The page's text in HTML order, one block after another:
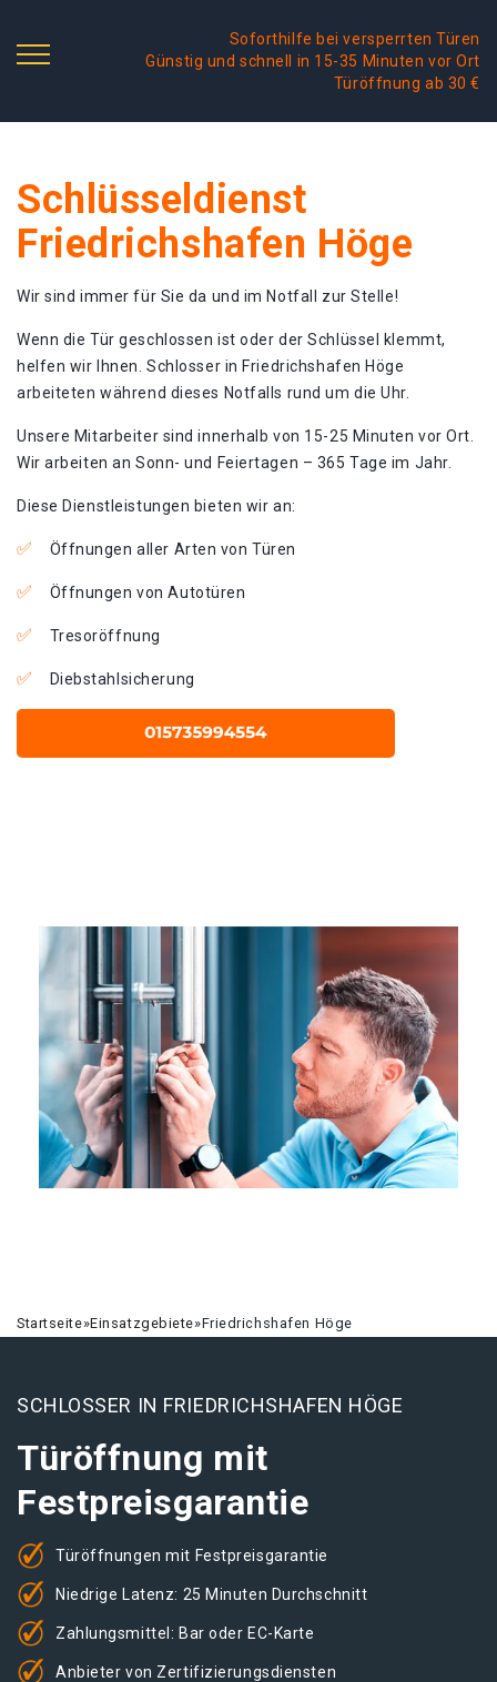
Soforthilfe bei versperrten Türen
Günstig und schnell in 15-35 Minuten vor Ort
Türöffnung ab 30 €
Schlüsseldienst
Friedrichshafen Höge
Wir sind immer für Sie da und im Notfall zur Stelle!
Wenn die Tür geschlossen ist oder der Schlüssel klemmt,
helfen wir Ihnen. Schlosser in Friedrichshafen Höge
arbeiteten während dieses Notfalls rund um die Uhr.
Unsere Mitarbeiter sind innerhalb von 15-25 Minuten vor Ort.
Wir arbeiten an Sonn- und Feiertagen – 365 Tage im Jahr.
Diese Dienstleistungen bieten wir an:
Öffnungen aller Arten von Türen
Öffnungen von Autotüren
Tresoröffnung
Diebstahlsicherung
Startseite»Einsatzgebiete»Friedrichshafen Höge
SCHLOSSER IN FRIEDRICHSHAFEN HÖGE
Türöffnung mit
Festpreisgarantie
Türöffnungen mit Festpreisgarantie
Niedrige Latenz: 25 Minuten Durchschnitt
Zahlungsmittel: Bar oder EC-Karte
Anbieter von Zertifizierungsdiensten